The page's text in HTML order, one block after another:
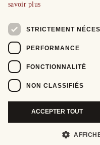
savoir plus
STRICTEMENT
PERFORMANCE
FONCTIONNALITÉ
NON CLASSIFIÉS
ACCEPTER TOUT